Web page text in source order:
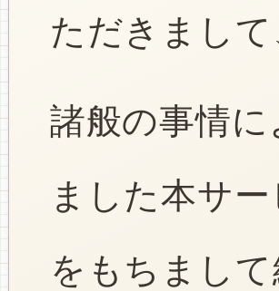
ただきまし
諸般の事情
ました本サ
をもちまし